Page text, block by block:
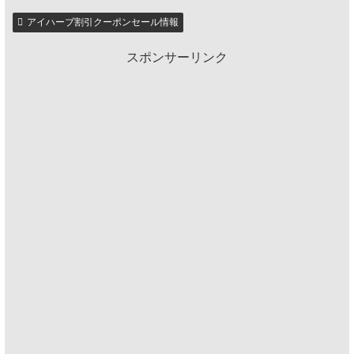
アイハーブ割引クーポンセール情報
スポンサーリンク